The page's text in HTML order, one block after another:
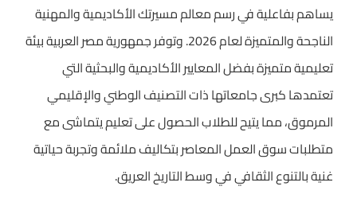
يساهم بفاعلية في رسم معالم مسيرتك الأكاديمية والمهنية
الناجحة والمتميزة لعام 2026. وتوفر جمهورية مصر العربية بيئة
تعليمية متميزة بفضل المعايير الأكاديمية والبحثية التي
تعتمدها كبرى جامعاتها ذات التصنيف الوطني والإقليمي
المرموق، مما يتيح للطلاب الحصول على تعليم يتماشى مع
متطلبات سوق العمل المعاصر بتكاليف ملائمة وتجربة حياتية
غنية بالتنوع الثقافي في وسط التاريخ العريق.